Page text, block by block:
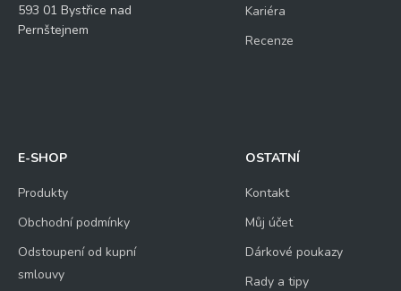
593 01 Bystřice nad
Pernštejnem
Kariéra
Recenze
E-SHOP
Produkty
Obchodní podmínky
Odstoupení od kupní
smlouvy
OSTATNÍ
Kontakt
Můj účet
Dárkové poukazy
Rady a tipy